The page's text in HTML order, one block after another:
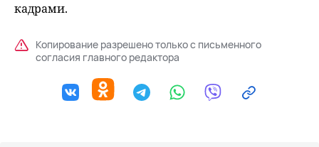
кадрами.
Копирование разрешено только с письменного
согласия главного редактора